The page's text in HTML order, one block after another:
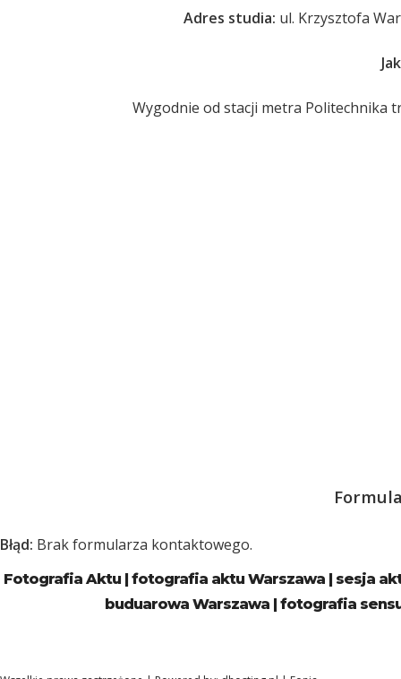
Adres studia: ul. Krzysztofa
Wygodnie od stacji metra Politechnika
Błąd: Brak formularza kontaktowego.
Fotografia Aktu | fotografia aktu Warszawa | sesja
buduarowa Warszawa | fotografia